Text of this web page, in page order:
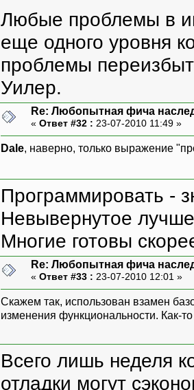
Любые проблемы в
еще одного уровня
проблемы
Уилер.
Re: Любопытная фича
« Ответ #32 : 23-07-2010 11:49 »
Dale, наверно, только выражение
Программировать -
Невывернутое
Многие готовы
Re: Любопытная фича
« Ответ #33 : 23-07-2010 12:01 »
Скажем так, использован взамен
изменения функциональности. Как-то
Всего лишь неделя
отладки могут